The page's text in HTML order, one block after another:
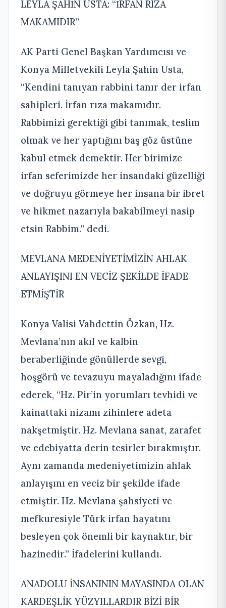
LEYLA ŞAHİN USTA: “İRFAN RIZA
MAKAMIDIR”
AK Parti Genel Başkan Yardımcısı ve
Konya Milletvekili Leyla Şahin Usta,
“Kendini tanıyan rabbini tanır der irfan
sahipleri. İrfan rıza makamıdır.
Rabbimizi gerektiği gibi tanımak, teslim
olmak ve her yaptığını baş göz üstüne
kabul etmek demektir. Her birimize
irfan seferimizde her insandaki güzelliği
ve doğruyu görmeye her insana bir ibret
ve hikmet nazarıyla bakabilmeyi nasip
etsin Rabbim.” dedi.
MEVLANA MEDENİYETİMİZİN AHLAK
ANLAYIŞINI EN VECİZ ŞEKİLDE İFADE
ETMİŞTİR
Konya Valisi Vahdettin Özkan, Hz.
Mevlana’nın akıl ve kalbin
beraberliğinde gönüllerde sevgi,
hoşgörü ve tevazuyu mayaladığını ifade
ederek, “Hz. Pir’in yorumları tevhidi ve
kainattaki nizamı zihinlere adeta
nakşetmiştir. Hz. Mevlana sanat, zarafet
ve edebiyatta derin tesirler bırakmıştır.
Aynı zamanda medeniyetimizin ahlak
anlayışını en veciz bir şekilde ifade
etmiştir. Hz. Mevlana şahsiyeti ve
mefkuresiyle Türk irfan hayatını
besleyen çok önemli bir kaynaktır, bir
hazinedir.” İfadelerini kullandı.
ANADOLU İNSANININ MAYASINDA OLAN
KARDEŞLİK YÜZYILLARDIR BİZİ BİR